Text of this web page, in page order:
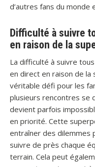
d’autres fans du monde
Difficulté à suivre
en raison de la
La difficulté à suivre
en direct en raison de
véritable défi pour les
plusieurs rencontres se
devient parfois
en priorité. Cette
entraîner des dilemmes
suivre de près chaque
terrain. Cela peut